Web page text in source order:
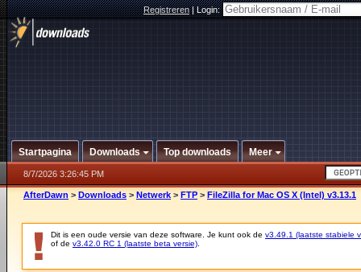
Registreren|Login:
Startpagina Downloads Top downloads Meer
8/7/2026 3:26:45 PM
AfterDawn > Downloads > Netwerk > FTP > FileZilla for Mac OS X (Intel) v3.13.1
Dit is een oude versie van deze software. Je kunt ook de v3.49.1 (laatste stabiele
of de v3.42.0 RC 1 (laatste beta versie)